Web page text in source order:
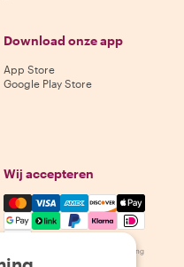
Download onze app
App Store
Google Play Store
Wij accepteren
Mastercard, Visa, Amex,
Beschikbaarheid varieert per bestemming